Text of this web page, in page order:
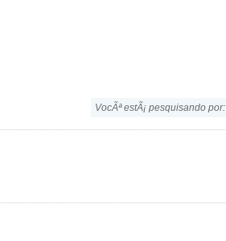
VocÃª estÃ¡ pesquisando por: